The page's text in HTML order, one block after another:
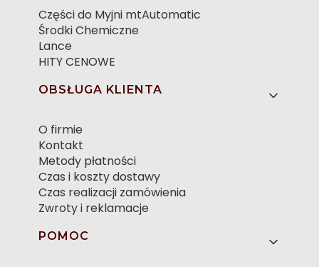
Części do Myjni mtAutomatic
Środki Chemiczne
Lance
HITY CENOWE
OBSŁUGA KLIENTA
O firmie
Kontakt
Metody płatności
Czas i koszty dostawy
Czas realizacji zamówienia
Zwroty i reklamacje
POMOC